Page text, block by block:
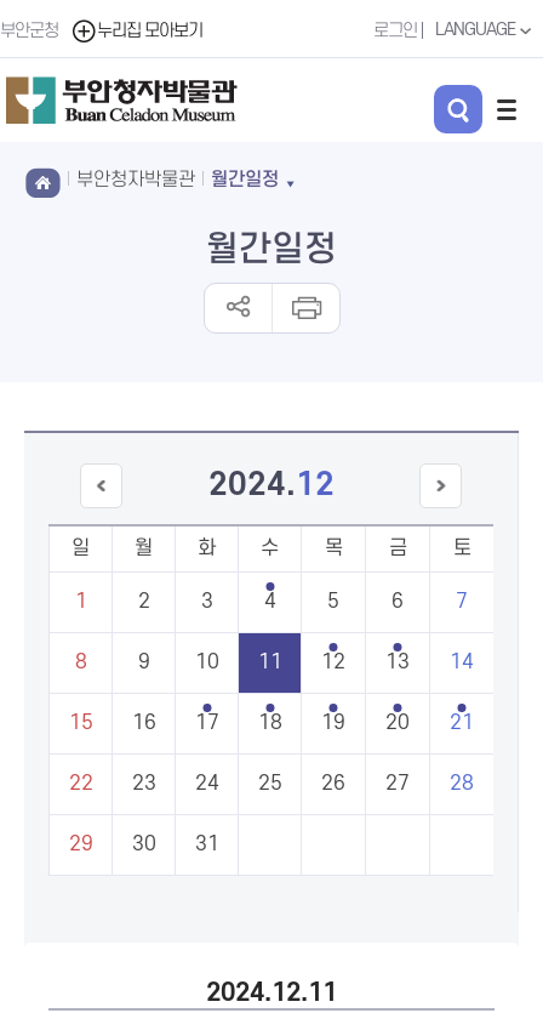
부안군청 누리집 모아보기 로그인 LANGUAGE
부안청자박물관 월간일정
월간일정
2024.12
일 월 화 수 목 금 토
1 2 3 4 5 6 7
8 9 10 11 12 13 14
15 16 17 18 19 20 21
22 23 24 25 26 27 28
29 30 31
2024.12.11